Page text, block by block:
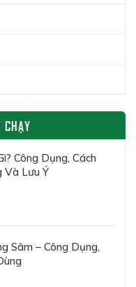
CHẠY
Công Dụng, Cách
Và Lưu Ý
Sâm – Công Dụng,